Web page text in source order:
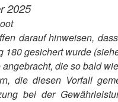
2025
darauf hinweisen,
gesichert wurde
die so bald
die diesen Vorfall
bei der